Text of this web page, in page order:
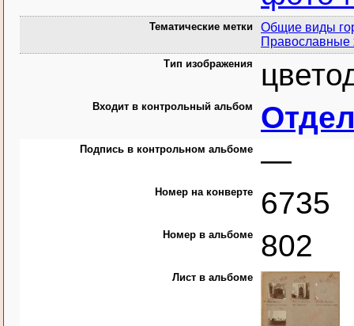
Тематические метки
Общие виды
Тип изображения
Входит в контрольный альбом
Подпись в контрольном альбоме —
Номер на конверте 6735
Номер в альбоме 802
Лист в альбоме